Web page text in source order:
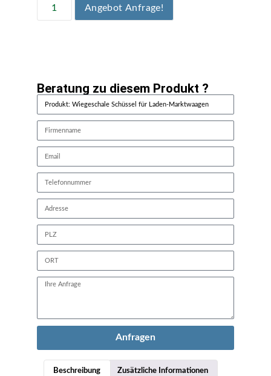
Angebot Anfrage!
Beschreibung Zusätzliche Informationen
Beratung zu diesem Produkt ?
Anfragen